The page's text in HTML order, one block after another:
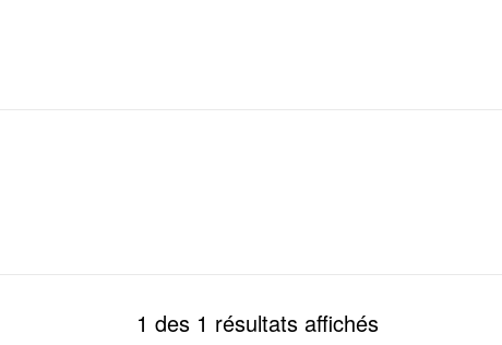
1 des 1 résultats affichés